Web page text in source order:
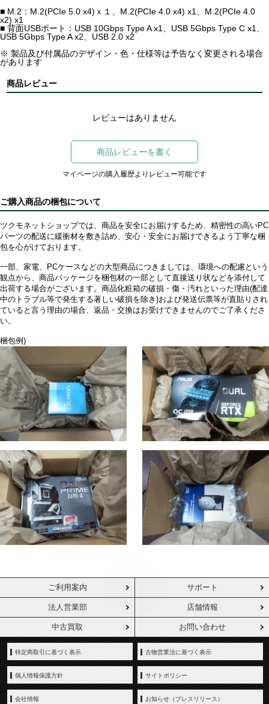
■ M.2：M.2(PCIe 5.0 x4)ｘ１、M.2(PCIe 4.0 x4) x1、M.2(PCIe 4.0
x2) x1
■ 背面USBポート：USB 10Gbps Type A x1、USB 5Gbps Type C x1、
USB 5Gbps Type A x2、USB 2.0 x2
※ 製品及び付属品のデザイン・色・仕様等は予告なく変更される場合
があります
商品レビュー
レビューはありません
商品レビューを書く
マイページの購入履歴よりレビュー可能です
ご購入商品の梱包について
ツクモネットショップでは、商品を安全にお届けするため、精密性の高いPC
パーツの配送に緩衝材を敷き詰め、安心・安全にお届けできるよう丁寧な梱
包を心がけております。
一部、家電、PCケースなどの大型商品につきましては、環境への配慮という
観点から、商品パッケージを梱包材の一部として直接送り状などを添付して
出荷する場合がございます。商品化粧箱の破損・傷・汚れといった理由(配達
中のトラブル等で発生する著しい破損を除き)および発送伝票等が直貼りされ
ていると言う理由の場合、返品・交換はお受けできませんのでご了承くださ
い。
梱包例)
ご利用案内 サポート
法人営業部 店舗情報
中古買取 お問い合わせ
特定商取引に基づく表示 古物営業法に基づく表示
個人情報保護方針 サイトポリシー
会社情報 お知らせ（プレスリリース）